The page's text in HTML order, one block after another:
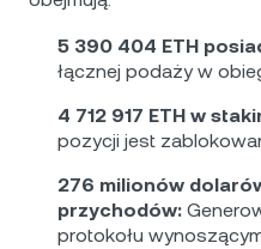
5 390 404 ETH
łącznej podaży w
4 712 917 ETH w
pozycji jest
276 milionów
przychodów:
protokołu